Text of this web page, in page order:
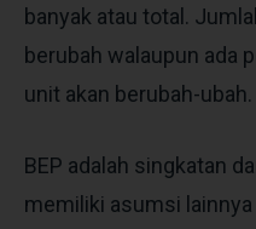
banyak atau total.
berubah walaupun ada
unit akan berubah-ubah.
BEP adalah singkatan
memiliki asumsi